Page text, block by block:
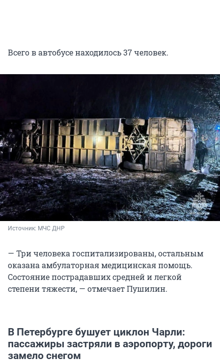
Всего в автобусе находилось 37 человек.
Источник: МЧС ДНР
— Три человека госпитализированы, остальным
оказана амбулаторная медицинская помощь.
Состояние пострадавших средней и легкой
степени тяжести, — отмечает Пушилин.
В Петербурге бушует циклон Чарли:
пассажиры застряли в аэропорту, дороги
замело снегом